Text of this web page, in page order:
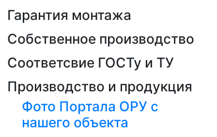
Гарантия монтажа
Собственное производство
Соответсвие ГОСТу и ТУ
Производство и продукция
Фото Портала ОРУ с
нашего объекта